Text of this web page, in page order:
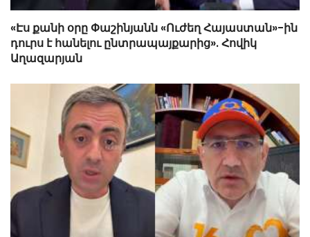
«Էս քանի օրը Փաշինյանն «Ուժեղ Հայաստան»-ին
դուրս է հանելու ընտրապայքարից». Հովիկ
Աղազարյան